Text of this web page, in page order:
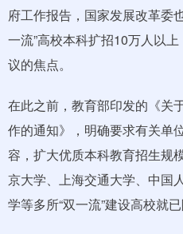
府工作报告，国家发展改革委
一流”高校本科扩招10万人以
议的焦点。
在此之前，教育部印发的《关
作的通知》，明确要求有关单
容，扩大优质本科教育招生规
京大学、上海交通大学、中国
学等多所“双一流”建设高校就